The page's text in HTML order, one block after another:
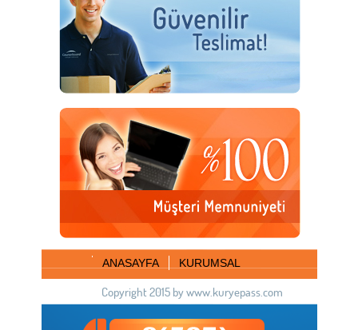
ANASAYFA KURUMSAL
Copyright 2015 by www.kuryepass.com